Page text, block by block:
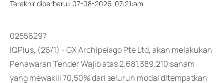
Terakhir diperbarui: 07-08-2026, 07:21:am
02556297
IQPlus, (26/1) - GX Archipelago Pte Ltd, akan melakukan
Penawaran Tender Wajib atas 2.681.389.210 saham
yang mewakili 70,50% dari seluruh modal ditempatkan